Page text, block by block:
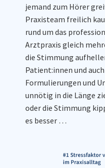
jemand zum Hörer
Praxisteam freilich
rund um das
Arztpraxis gleich
die Stimmung
Patient:innen und
Formulierungen und
unnötig in die Länge
oder die Stimmung
es besser …